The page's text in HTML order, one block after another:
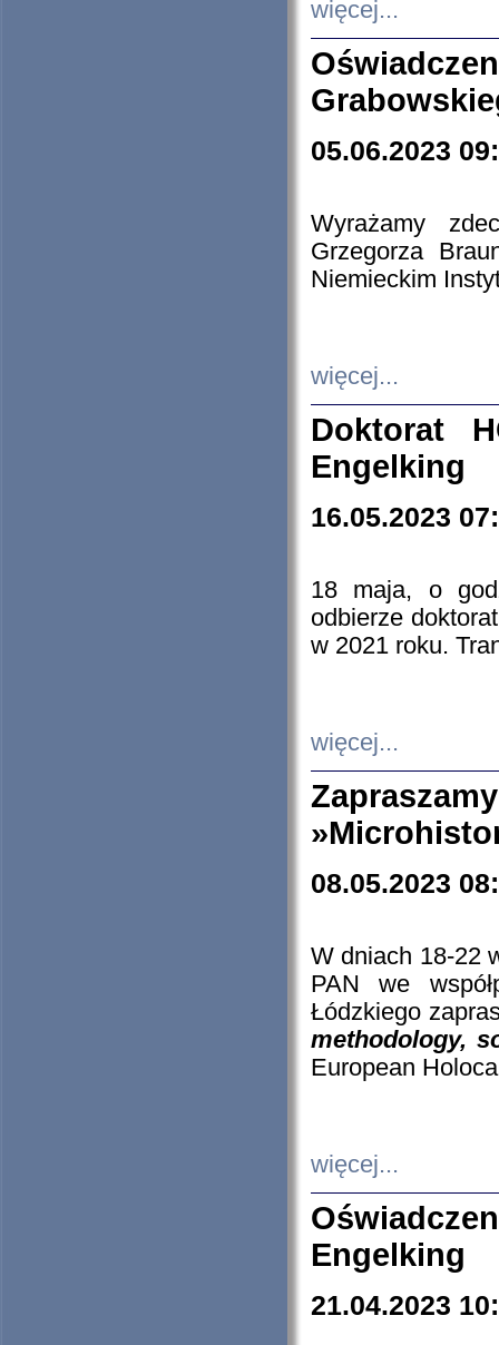
więcej...
05.06.2023
Wyrażamy
Grzegorza
Niemieckim
więcej...
Doktorat
Engelking
16.05.2023
18 maja, o
odbierze
w 2021 roku.
więcej...
08.05.2023
W dniach 18-22
PAN we
Łódzkiego
methodology,
European
więcej...
Engelking
21.04.2023